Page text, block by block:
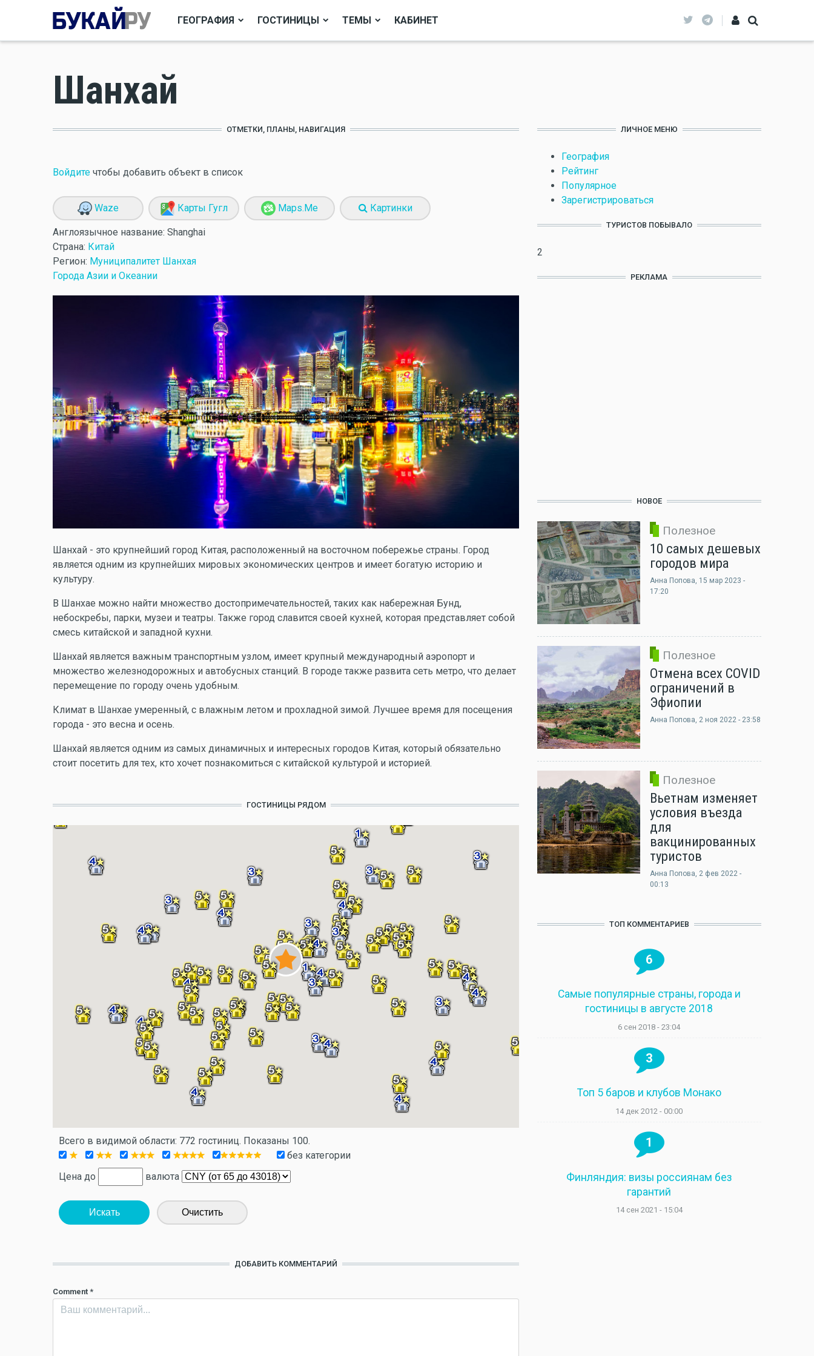
ГЕОГРАФИЯ ГОСТИНИЦЫ ТЕМЫ КАБИНЕТ
Шанхай
ОТМЕТКИ, ПЛАНЫ, НАВИГАЦИЯ
Войдите чтобы добавить объект в список
Waze Карты Гугл Maps.Me Картинки
Англоязычное название: Shanghai
Страна: Китай
Регион: Муниципалитет Шанхая
Города Азии и Океании
Шанхай - это крупнейший город Китая, расположенный на восточном побережье страны. Город
является одним из крупнейших мировых экономических центров и имеет богатую историю и
культуру.
В Шанхае можно найти множество достопримечательностей, таких как набережная Бунд,
небоскребы, парки, музеи и театры. Также город славится своей кухней, которая представляет собой
смесь китайской и западной кухни.
Шанхай является важным транспортным узлом, имеет крупный международный аэропорт и
множество железнодорожных и автобусных станций. В городе также развита сеть метро, что делает
перемещение по городу очень удобным.
Климат в Шанхае умеренный, с влажным летом и прохладной зимой. Лучшее время для посещения
города - это весна и осень.
Шанхай является одним из самых динамичных и интересных городов Китая, который обязательно
стоит посетить для тех, кто хочет познакомиться с китайской культурой и историей.
ГОСТИНИЦЫ РЯДОМ
Всего в видимой области: 772 гостиниц. Показаны 100.
без категории
Цена до
валюта
Искать Очистить
ДОБАВИТЬ КОММЕНТАРИЙ
Comment *
ЛИЧНОЕ МЕНЮ
География
Рейтинг
Популярное
Зарегистрироваться
ТУРИСТОВ ПОБЫВАЛО
2
РЕКЛАМА
НОВОЕ
Полезное
10 самых дешевых
городов мира
Анна Попова, 15 мар 2023 -
17:20
Полезное
Отмена всех COVID
ограничений в
Эфиопии
Анна Попова, 2 ноя 2022 - 23:58
Полезное
Вьетнам изменяет
условия въезда
для
вакцинированных
туристов
Анна Попова, 2 фев 2022 -
00:13
ТОП КОММЕНТАРИЕВ
6
Самые популярные страны, города и
гостиницы в августе 2018
6 сен 2018 - 23:04
3
Топ 5 баров и клубов Монако
14 дек 2012 - 00:00
1
Финляндия: визы россиянам без
гарантий
14 сен 2021 - 15:04